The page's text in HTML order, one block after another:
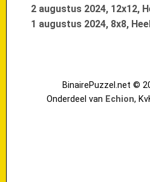
2 augustus 2024, 12x12,
1 augustus 2024, 8x8,
BinairePuzzel.net ©
Onderdeel van Echion,